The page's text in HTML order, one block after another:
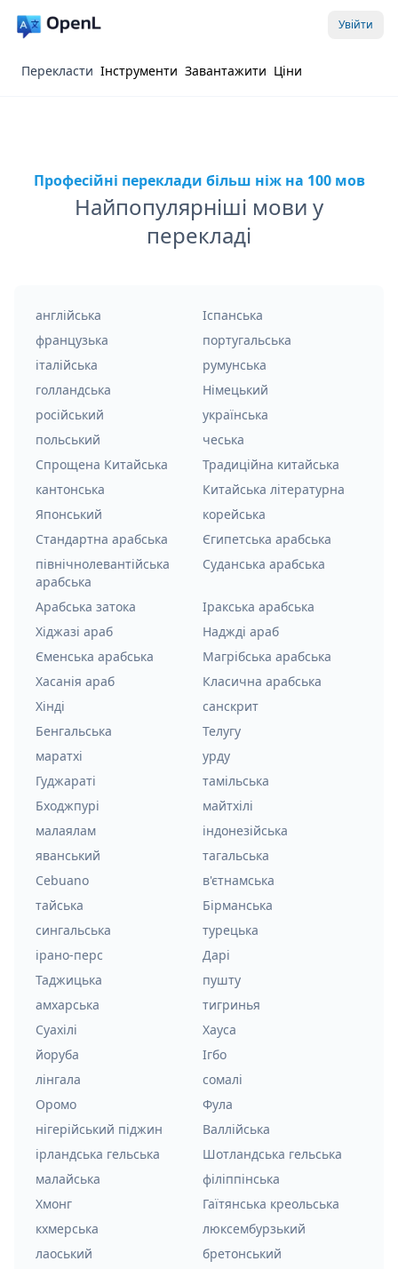
Увійти
Перекласти Інструменти Завантажити Ціни
Професійні переклади більш ніж на 100 мов
Найпопулярніші мови у
перекладі
англійська
Іспанська
французька
португальська
італійська
румунська
голландська
Німецький
російський
українська
польський
чеська
Спрощена Китайська
Традиційна китайська
кантонська
Китайська літературна
Японський
корейська
Стандартна арабська
Єгипетська арабська
північнолевантійська
арабська
Суданська арабська
Арабська затока
Іракська арабська
Хіджазі араб
Наджді араб
Єменська арабська
Магрібська арабська
Хасанія араб
Класична арабська
Хінді
санскрит
Бенгальська
Телугу
маратхі
урду
Гуджараті
тамільська
Бходжпурі
майтхілі
малаялам
індонезійська
яванський
тагальська
Cebuano
в'єтнамська
тайська
Бірманська
сингальська
турецька
ірано-перс
Дарі
Таджицька
пушту
амхарська
тигринья
Суахілі
Хауса
йоруба
Ігбо
лінгала
сомалі
Оромо
Фула
нігерійський піджин
Валлійська
ірландська гельська
Шотландська гельська
малайська
філіппінська
Хмонг
Гаїтянська креольська
кхмерська
люксембурзький
лаоський
бретонський